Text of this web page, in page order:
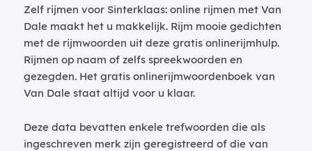
Zelf rijmen voor Sinterklaas: online rijmen met Van
Dale maakt het u makkelijk. Rijm mooie gedichten
met de rijmwoorden uit deze gratis onlinerijmhulp.
Rijmen op naam of zelfs spreekwoorden en
gezegden. Het gratis onlinerijmwoordenboek van
Van Dale staat altijd voor u klaar.
Deze data bevatten enkele trefwoorden die als
ingeschreven merk zijn geregistreerd of die van